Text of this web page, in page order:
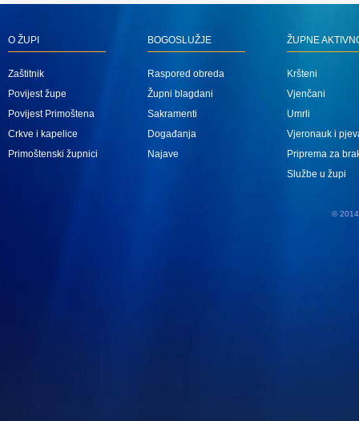
O ŽUPI
Zaštitnik
Povijest župe
Povijest Primoštena
Crkve i kapelice
Primoštenski župnici
BOGOSLUŽJE
Raspored obreda
Župni blagdani
Sakramenti
Događanja
Najave
ŽUPNE
Kršteni
Vjenčani
Umrli
Vjeronauk i
Priprema za
Službe u župi
© 2014